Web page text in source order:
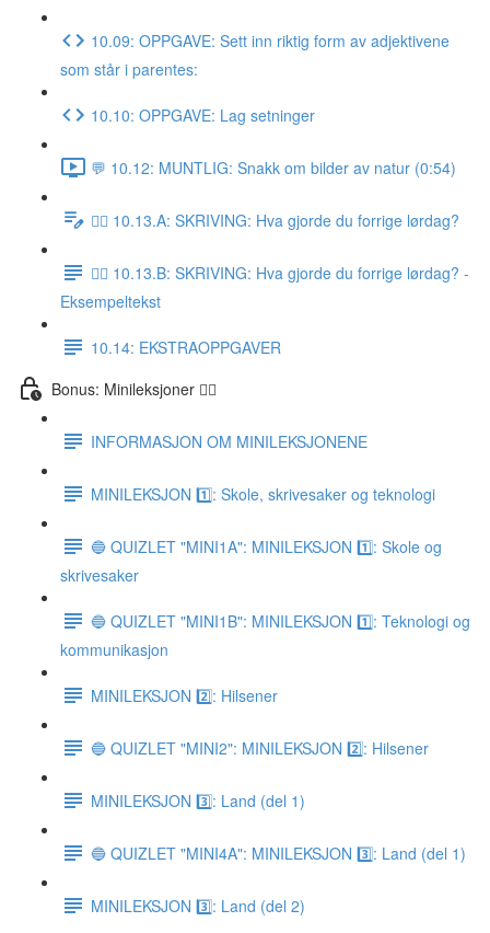
10.09: OPPGAVE: Sett inn riktig form av adjektivene
som står i parentes:
10.10: OPPGAVE: Lag setninger
💬 10.12: MUNTLIG: Snakk om bilder av natur (0:54)
✍🏼 10.13.A: SKRIVING: Hva gjorde du forrige lørdag?
✍🏼 10.13.B: SKRIVING: Hva gjorde du forrige lørdag? -
Eksempeltekst
10.14: EKSTRAOPPGAVER
Bonus: Minileksjoner 👌🏻
INFORMASJON OM MINILEKSJONENE
MINILEKSJON 1️⃣: Skole, skrivesaker og teknologi
🔵 QUIZLET "MINI1A": MINILEKSJON 1️⃣: Skole og
skrivesaker
🔵 QUIZLET "MINI1B": MINILEKSJON 1️⃣: Teknologi og
kommunikasjon
MINILEKSJON 2️⃣: Hilsener
🔵 QUIZLET "MINI2": MINILEKSJON 2️⃣: Hilsener
MINILEKSJON 3️⃣: Land (del 1)
🔵 QUIZLET "MINI4A": MINILEKSJON 3️⃣: Land (del 1)
MINILEKSJON 3️⃣: Land (del 2)